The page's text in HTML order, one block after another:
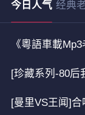
今日人气 经典